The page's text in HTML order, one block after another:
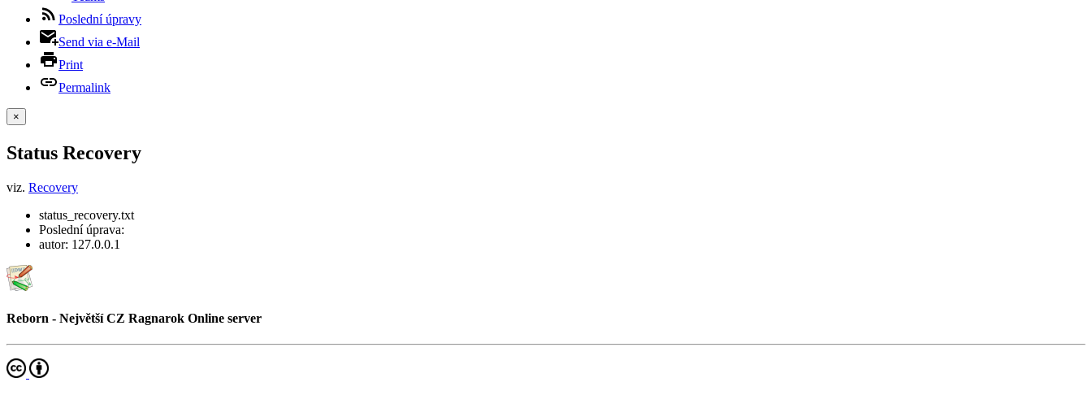
Poslední úpravy
Send via e-Mail
Print
Permalink
×
Status Recovery
viz. Recovery
status_recovery.txt
Poslední úprava:
autor: 127.0.0.1
Reborn - Největší CZ Ragnarok Online server